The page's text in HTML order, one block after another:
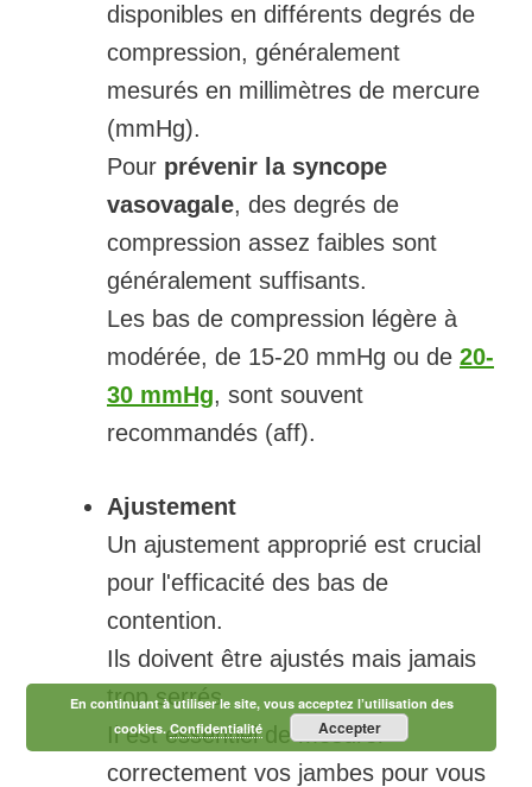
disponibles en différents degrés de
compression, généralement
mesurés en millimètres de mercure
(mmHg).
Pour prévenir la syncope
vasovagale, des degrés de
compression assez faibles sont
généralement suffisants.
Les bas de compression légère à
modérée, de 15-20 mmHg ou de 20-
30 mmHg, sont souvent
recommandés (aff).
Ajustement
Un ajustement approprié est crucial
pour l'efficacité des bas de
contention.
Ils doivent être ajustés mais jamais
trop serrés.
Il est essentiel de mesurer
correctement vos jambes pour vous
En continuant à utiliser le site, vous acceptez l’utilisation des
cookies.Confidentialité Accepter